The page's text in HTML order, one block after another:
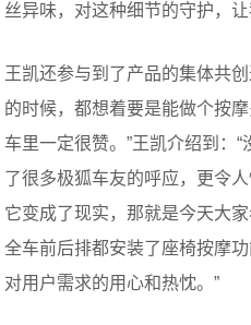
丝异味，对这种细节的守护，
王凯还参与到了产品的集体共
的时候，都想着要是能做个按
车里一定很赞。”王凯介绍到：
了很多极狐车友的呼应，更令
它变成了现实，那就是今天大
全车前后排都安装了座椅按摩
对用户需求的用心和热忱。”